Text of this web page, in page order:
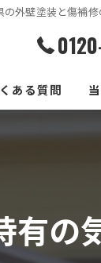
の外壁塗装と傷補
ある質問
の